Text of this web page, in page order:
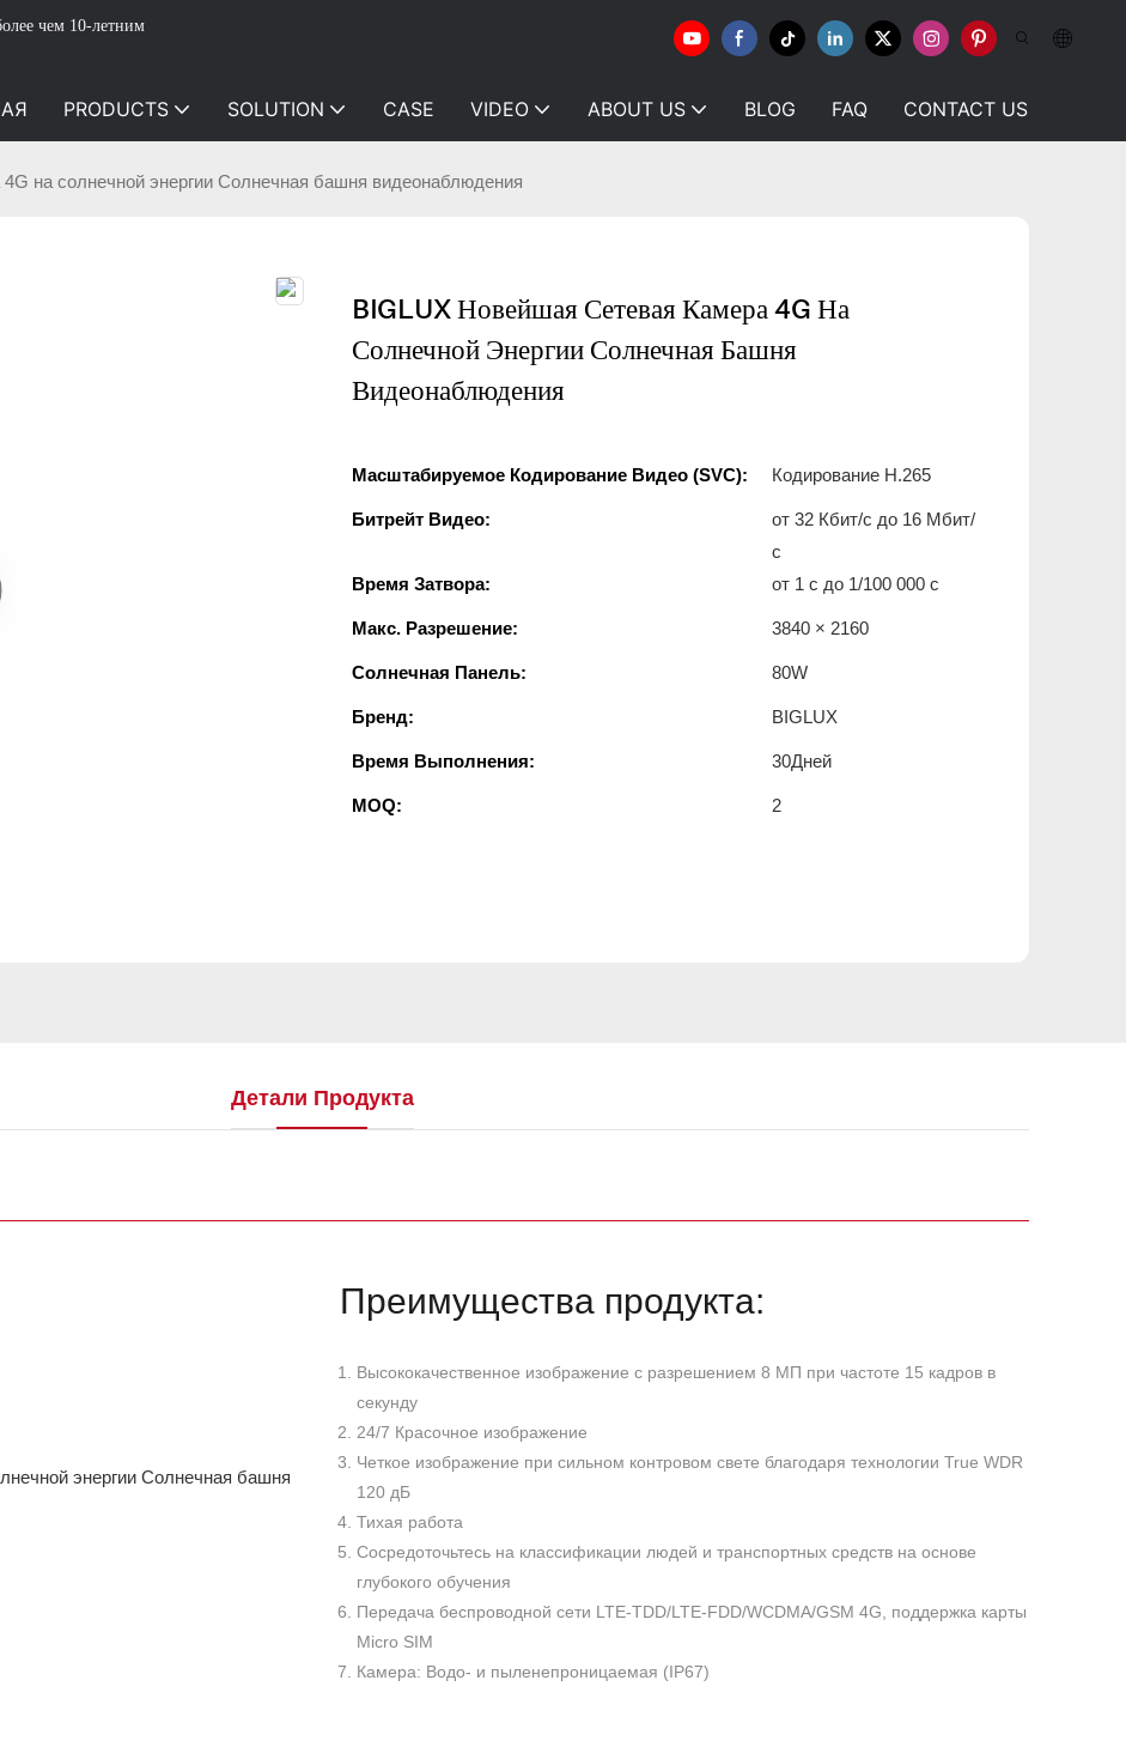
чем 10-летним
PRODUCTS SOLUTION CASE VIDEO ABOUT US BLOG FAQ CONTACT US
на солнечной энергии Солнечная башня видеонаблюдения
BIGLUX Новейшая Сетевая Камера 4G На
Солнечной Энергии Солнечная Башня
Видеонаблюдения
Масштабируемое Кодирование Видео (SVC): Кодирование H.265
Битрейт Видео:
от 32 Кбит/с до 16 Мбит/
с
Время Затвора:
от 1 с до 1/100 000 с
Макс. Разрешение: 3840 × 2160
Солнечная Панель: 80W
Бренд: BIGLUX
Время Выполнения: 30Дней
MOQ: 2
Детали Продукта
Преимущества продукта:
Высококачественное изображение с разрешением 8 МП при частоте 15 кадров в
секунду
24/7 Красочное изображение
Четкое изображение при сильном контровом свете благодаря технологии True WDR
120 дБ
Тихая работа
Сосредоточьтесь на классификации людей и транспортных средств на основе
глубокого обучения
Передача беспроводной сети LTE-TDD/LTE-FDD/WCDMA/GSM 4G, поддержка карты
Micro SIM
Камера: Водо- и пыленепроницаемая (IP67)